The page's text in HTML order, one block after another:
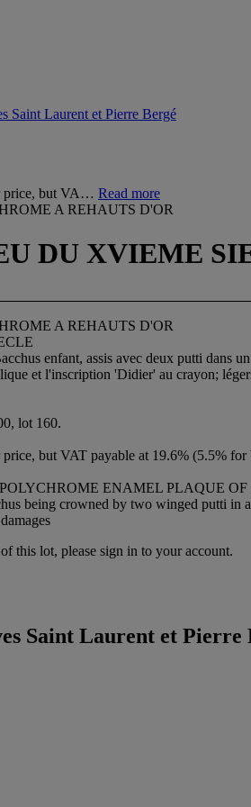
Saint Laurent et Pierre Bergé
price, but VA… Read more
A REHAUTS D'OR
DU XVIEME
A REHAUTS D'OR
enfant, assis avec deux putti dans
et l'inscription 'Didier' au crayon;
lot 160.
but VAT payable at 19.6% (5.5%
ENAMEL PLAQUE
being crowned by two winged putti
this lot, please sign in to your account.
Saint Laurent et Pierre